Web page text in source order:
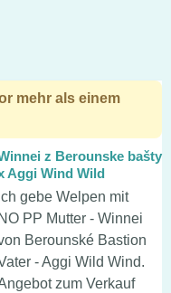
mehr als einem
z Berounske bašty
Aggi Wind Wild
Ich gebe Welpen mit
NO PP Mutter - Winnei
Berounské Bastion
- Aggi Wild Wind.
zum Verkauf